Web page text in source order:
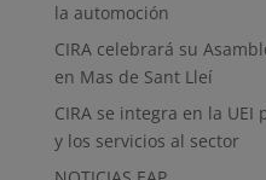
la automoción
CIRA celebrará su
en Mas de Sant Lleí
CIRA se integra en la
y los servicios al sector